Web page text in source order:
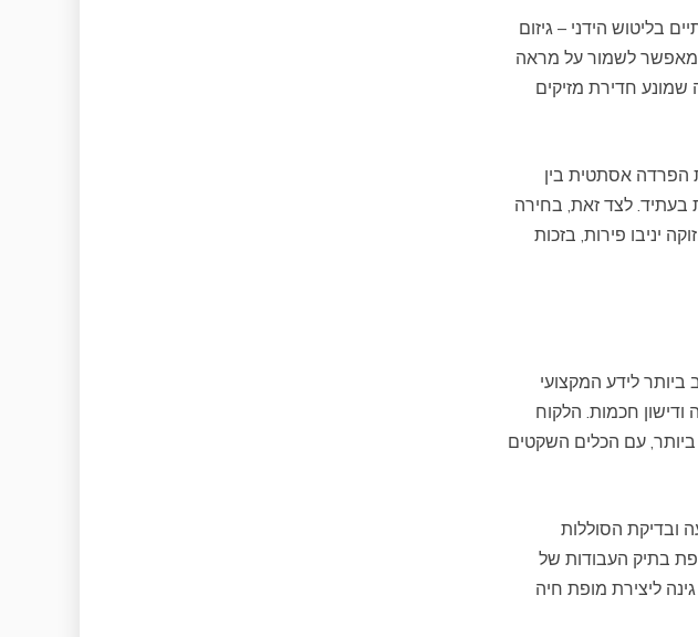
בליטוש הידני – גיזום
מאפשר לשמור על מראה
שמונע חדירת מזיקים
הפרדה אסתטית בין
בעתיד. לצד זאת, בחירה
יניבו פירות, בזכות
ביותר לידע המקצועי
חכמות. הלקוח
עם הכלים השקטים
ובדיקת הסוללות
בתיק העבודות של
ליצירת מופת חיה